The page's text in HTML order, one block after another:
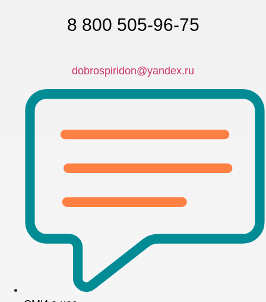
8 800 505-96-75
dobrospiridon@yandex.ru